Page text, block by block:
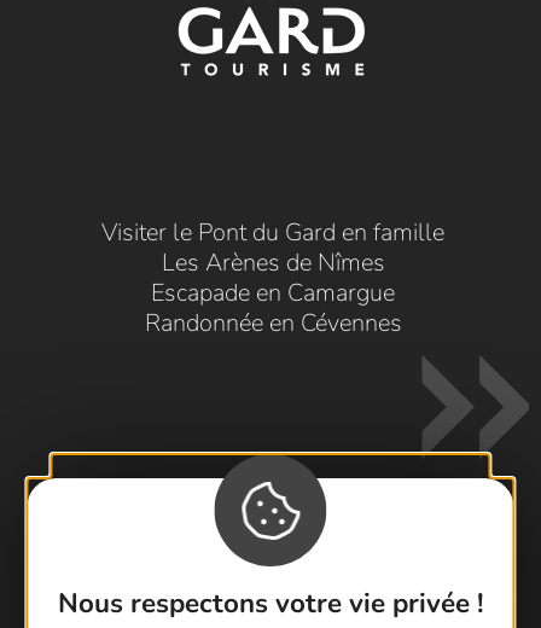
Nous respectons votre vie privée !
Visiter le Pont du Gard en famille
Les Arènes de Nîmes
Escapade en Camargue
Randonnée en Cévennes
Contactez-nous !
Foire aux questions